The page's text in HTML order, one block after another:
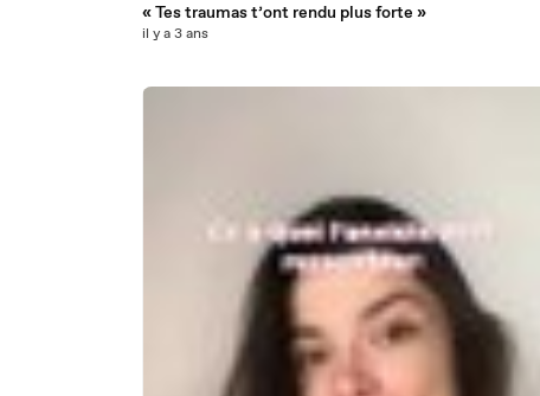
« Tes traumas t’ont rendu plus forte »
il y a 3 ans